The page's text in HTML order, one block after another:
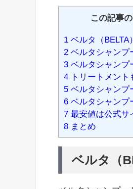
この記事
1 ベルタ（BELTA
2 ベルタシャンプ
3 ベルタシャンプ
4 トリートメント
5 ベルタシャンプ
6 ベルタシャンプ
7 最安値は公式サ
8 まとめ
ベルタ（